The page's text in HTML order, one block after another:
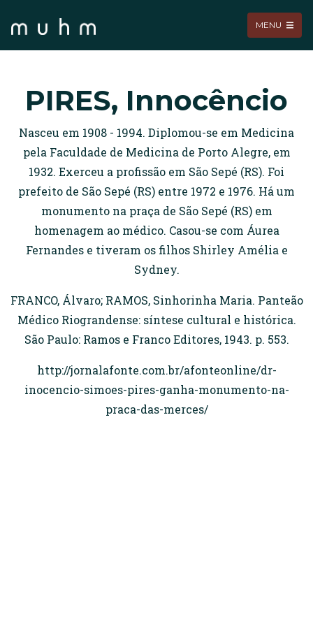
MENU
PIRES, Innocêncio
Nasceu em 1908 - 1994. Diplomou-se em Medicina
pela Faculdade de Medicina de Porto Alegre, em
1932. Exerceu a profissão em São Sepé (RS). Foi
prefeito de São Sepé (RS) entre 1972 e 1976. Há um
monumento na praça de São Sepé (RS) em
homenagem ao médico. Casou-se com Áurea
Fernandes e tiveram os filhos Shirley Amélia e
Sydney.
FRANCO, Álvaro; RAMOS, Sinhorinha Maria. Panteão
Médico Riograndense: síntese cultural e histórica.
São Paulo: Ramos e Franco Editores, 1943. p. 553.
http://jornalafonte.com.br/afonteonline/dr-
inocencio-simoes-pires-ganha-monumento-na-
praca-das-merces/